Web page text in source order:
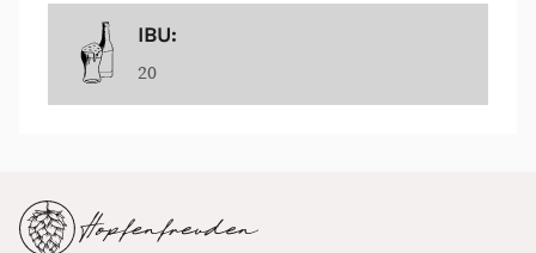
IBU:
20